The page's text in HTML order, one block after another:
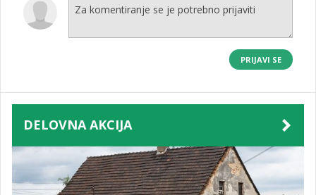
PRIJAVI SE
DELOVNA AKCIJA